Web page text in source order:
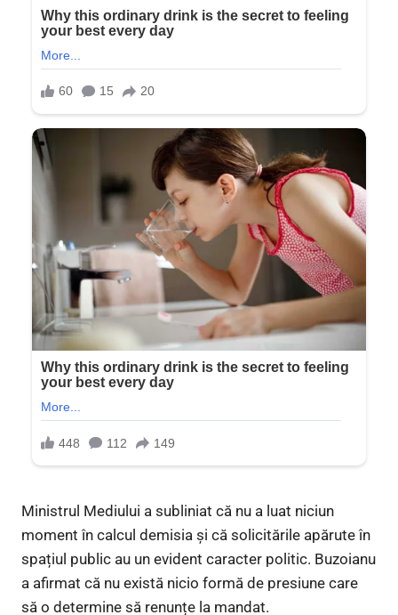
Ministrul Mediului a subliniat că nu a luat niciun
moment în calcul demisia și că solicitările apărute în
spațiul public au un evident caracter politic. Buzoianu
a afirmat că nu există nicio formă de presiune care
să o determine să renunțe la mandat.